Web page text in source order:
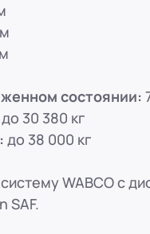
25-31 (вн. 153)
25-31 (вн. 153)
25-31 (вн. 153)
25-31 (вн. 153)
состоянии:
до 30 380 кг
до 38 000 кг
WABCO с
SAF.